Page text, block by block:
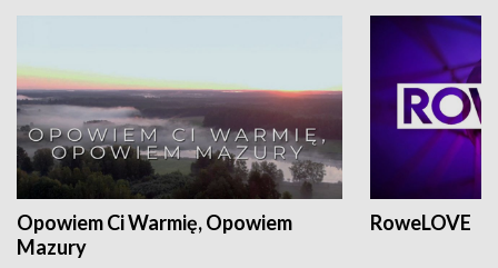
Opowiem Ci Warmię, Opowiem
Mazury
RoweLOVE